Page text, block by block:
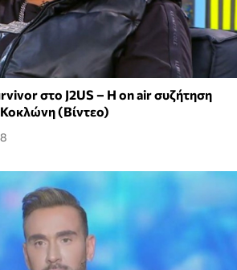
στο J2US – Η on air συζήτηση
(Βίντεο)